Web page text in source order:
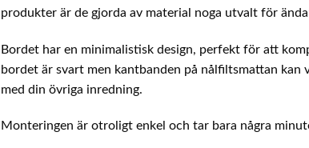
produkter är de gjorda av material noga utvalt för
Bordet har en minimalistisk design, perfekt för att
bordet är svart men kantbanden på nålfiltsmattan
med din övriga inredning.
Monteringen är otroligt enkel och tar bara några